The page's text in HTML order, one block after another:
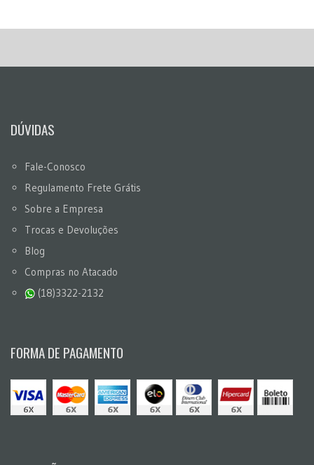
DÚVIDAS
Fale-Conosco
Regulamento Frete Grátis
Sobre a Empresa
Trocas e Devoluções
Blog
Compras no Atacado
(18)3322-2132
FORMA DE PAGAMENTO